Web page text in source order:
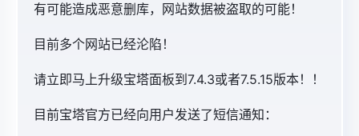
有可能造成恶意删库，网站数据被盗取的可能！
目前多个网站已经沦陷！
请立即马上升级宝塔面板到7.4.3或者7.5.15版本！！
目前宝塔官方已经向用户发送了短信通知：